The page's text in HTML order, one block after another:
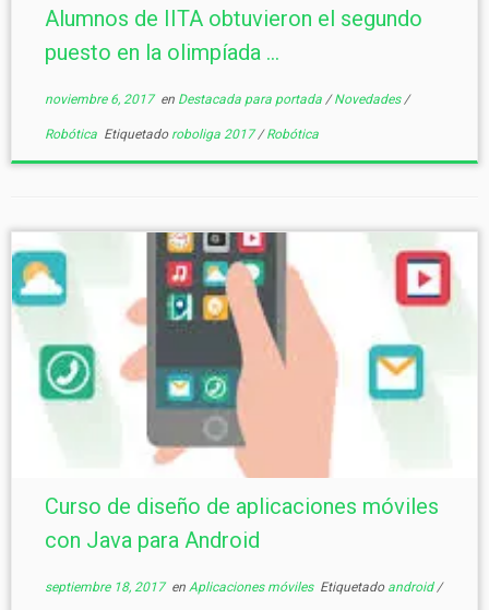
Alumnos de IITA obtuvieron el segundo
puesto en la olimpíada ...
noviembre 6, 2017en Destacada para portada /Novedades /
Robótica Etiquetado roboliga 2017/Robótica
Curso de diseño de aplicaciones móviles
con Java para Android
septiembre 18, 2017en Aplicaciones móviles Etiquetado android /